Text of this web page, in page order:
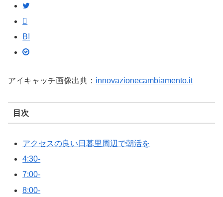
B!
アイキャッチ画像出典： innovazionecambiamento.it
目次
アクセスの良い日暮里周辺で朝活を
4:30-
7:00-
8:00-